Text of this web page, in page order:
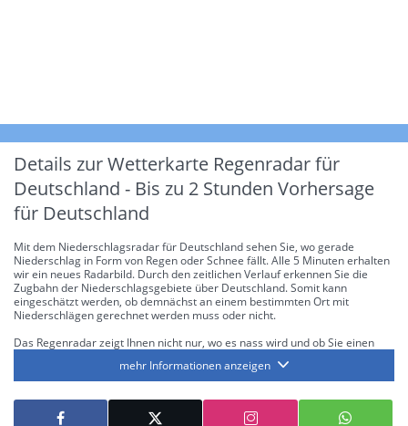
Details zur Wetterkarte Regenradar für
Deutschland - Bis zu 2 Stunden Vorhersage
für Deutschland
Mit dem Niederschlagsradar für Deutschland sehen Sie, wo gerade
Niederschlag in Form von Regen oder Schnee fällt. Alle 5 Minuten erhalten
wir ein neues Radarbild. Durch den zeitlichen Verlauf erkennen Sie die
Zugbahn der Niederschlagsgebiete über Deutschland. Somit kann
eingeschätzt werden, ob demnächst an einem bestimmten Ort mit
Niederschlägen gerechnet werden muss oder nicht.
Das Regenradar zeigt Ihnen nicht nur, wo es nass wird und ob Sie einen
die Niederschlagsintensität. Diese bezieht sich laut offiziellen Richtlinien
jeweils auf die Niederschlagsmenge in l/m² pro Stunde Regen- bzw.
Schneefall. Die 6 Stufen sind wie folgt gegliedert: Die hellen Blautöne
symbolisieren leichte bis mäßige Regen- bzw. Schneefälle mit einer
mehr Informationen anzeigen